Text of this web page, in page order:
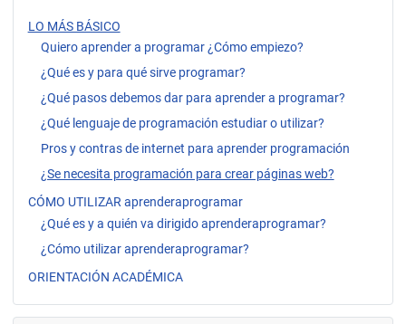
LO MÁS BÁSICO
Quiero aprender a programar ¿Cómo empiezo?
¿Qué es y para qué sirve programar?
¿Qué pasos debemos dar para aprender a programar?
¿Qué lenguaje de programación estudiar o utilizar?
Pros y contras de internet para aprender programación
¿Se necesita programación para crear páginas web?
CÓMO UTILIZAR aprenderaprogramar
¿Qué es y a quién va dirigido aprenderaprogramar?
¿Cómo utilizar aprenderaprogramar?
ORIENTACIÓN ACADÉMICA